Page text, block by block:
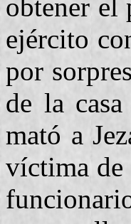
obtener el
ejército
por
de la
mató a
víctima